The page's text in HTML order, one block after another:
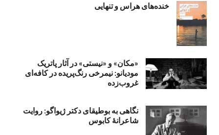
خنده‌های هراس و تنهایی
«مکان» و «نیستی» در آثار پاتریک
مودیانو: نیمرخی رنگ‌پریده در کافه‌ای
غروب‌زده
نگاهی به بوطیقای دکتر ژیواگو: روایت
شاعرانۀ کابوس